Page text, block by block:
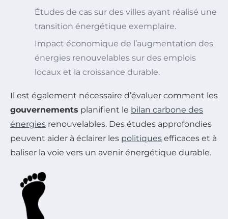
Études de cas sur des villes ayant réalisé une
transition énergétique exemplaire.
Impact économique de l’augmentation des
énergies renouvelables sur des emplois
locaux et la croissance durable.
Il est également nécessaire d’évaluer comment les
gouvernements planifient le bilan carbone des
énergies renouvelables. Des études approfondies
peuvent aider à éclairer les politiques efficaces et à
baliser la voie vers un avenir énergétique durable.